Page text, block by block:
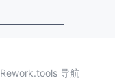
Rework.tools 导航